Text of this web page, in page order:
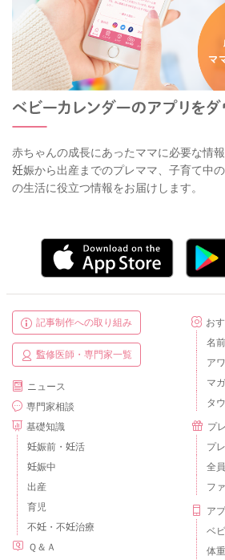
赤ちゃんの成長にあったママに必要な情報
妊娠から出産までのプレママ、子育て中
の生活に役立つ情報をお届けします。
記事制作への取り組み
監修医師・専門家一覧
ニュース
専門家相談
基礎知識
妊娠前・妊活
妊娠中
出産
育児
不妊・不妊治療
Ｑ＆Ａ
お
名
ア
マ
タ
プ
プ
全
フ
ア
ベ
体